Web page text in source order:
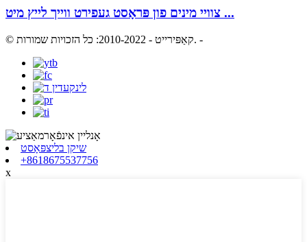
צוויי מינים פון פּראָסט געפירט ווייך לייץ מיט ...
© קאַפּירייט - 2010-2022: כל הזכויות שמורות. -
שיקן בליצפּאָסט
+8618675537756
x